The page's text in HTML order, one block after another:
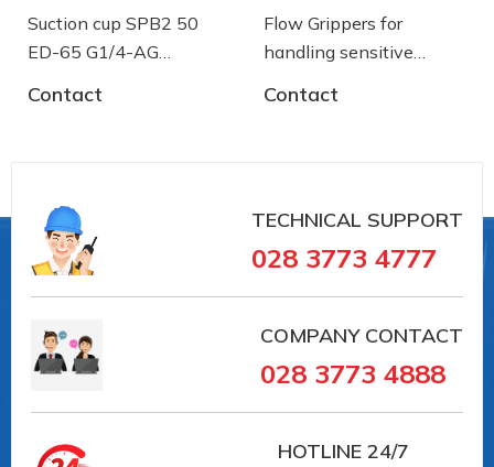
#10.01.06.02249 #10.01.06.02249
##numhutchankhong #schmalz #phukiennang
#mayhotronangtrongluc #numhutchankhong #vait
#vieta #giachutchankhong
#thietbinangcongnghiep
Suction cup SPB2 50
ED-65 G1/4-AG
Contact
Flow Grippers for
handling sensitive
Contact
TECHNICAL SUPPORT
028 3773 4777
COMPANY CONTACT
028 3773 4888
HOTLINE 24/7